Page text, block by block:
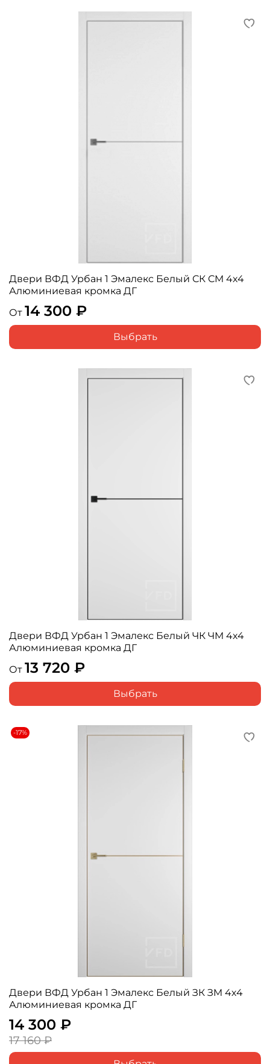
Двери ВФД Урбан 1 Эмалекс Белый СК СМ 4x4
Алюминиевая кромка ДГ
От 14 300 ₽
Выбрать
Двери ВФД Урбан 1 Эмалекс Белый ЧК ЧМ 4x4
Алюминиевая кромка ДГ
От 13 720 ₽
Выбрать
-17%
Двери ВФД Урбан 1 Эмалекс Белый ЗК ЗM 4х4
Алюминиевая кромка ДГ
14 300 ₽
17 160 ₽